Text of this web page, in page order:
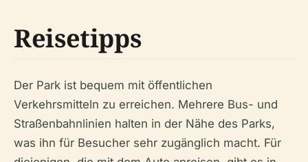
Reisetipps
Der Park ist bequem mit öffentlichen
Verkehrsmitteln zu erreichen. Mehrere Bus- und
Straßenbahnlinien halten in der Nähe des Parks,
was ihn für Besucher sehr zugänglich macht. Für